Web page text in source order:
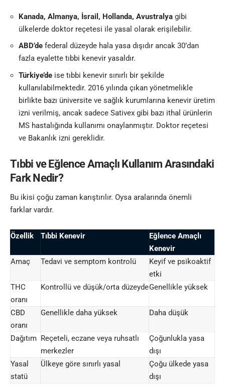
Kanada, Almanya, İsrail, Hollanda, Avustralya gibi
ülkelerde doktor reçetesi ile yasal olarak erişilebilir.
ABD’de federal düzeyde hala yasa dışıdır ancak 30’dan
fazla eyalette tıbbi kenevir yasaldır.
Türkiye’de ise tıbbi kenevir sınırlı bir şekilde
kullanılabilmektedir. 2016 yılında çıkan yönetmelikle
birlikte bazı üniversite ve sağlık kurumlarına kenevir üretim
izni verilmiş, ancak sadece Sativex gibi bazı ithal ürünlerin
MS hastalığında kullanımı onaylanmıştır. Doktor reçetesi
ve Bakanlık izni gereklidir.
Tıbbi ve Eğlence Amaçlı Kullanım Arasındaki
Fark Nedir?
Bu ikisi çoğu zaman karıştırılır. Oysa aralarında önemli
farklar vardır.
Özellik Tıbbi Kenevir
Eğlence Amaçlı
Kenevir
Amaç
Tedavi ve semptom kontrolü
Keyif ve psikoaktif
etki
THC
oranı
Kontrollü ve düşük/orta düzeydeGenellikle yüksek
CBD
oranı
Genellikle daha yüksek Daha düşük
Dağıtım Reçeteli, eczane veya ruhsatlı
merkezler
Çoğunlukla yasa
dışı
Yasal
statü
Ülkeye göre sınırlı yasal
Çoğu ülkede yasa
dışı